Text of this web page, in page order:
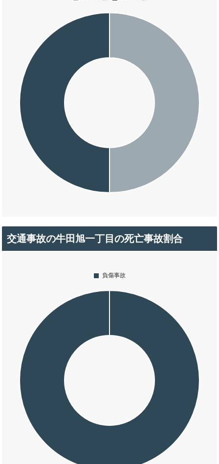
交通事故の牛田旭一丁目の死亡事故割合